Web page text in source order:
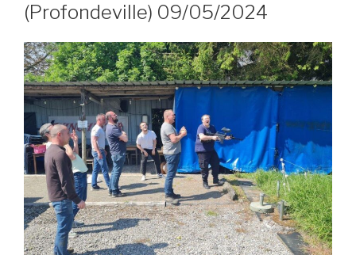
(Profondeville) 09/05/2024